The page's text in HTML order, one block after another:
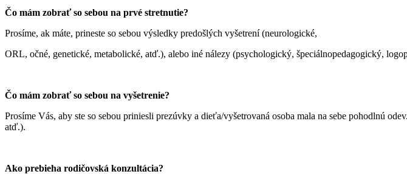
Čo mám zobrať so sebou na prvé stretnutie?
Prosíme, ak máte, prineste so sebou výsledky predošlých vyšetrení (neurologické,
ORL, očné, genetické, metabolické, atď.), alebo iné nálezy (psychologický, špeciálnopedagogický,
Čo mám zobrať so sebou na vyšetrenie?
Prosíme Vás, aby ste so sebou priniesli prezúvky a dieťa/vyšetrovaná osoba mala na sebe pohodlnú
atď.).
Ako prebieha rodičovská konzultácia?